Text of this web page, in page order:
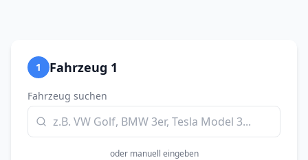
1 Fahrzeug 1
Fahrzeug suchen
oder manuell eingeben